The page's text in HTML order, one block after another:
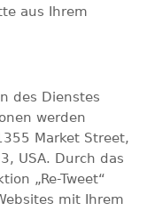
aus Ihrem
des Dienstes
werden
Market Street,
USA. Durch das
„Re-Tweet“
mit Ihrem